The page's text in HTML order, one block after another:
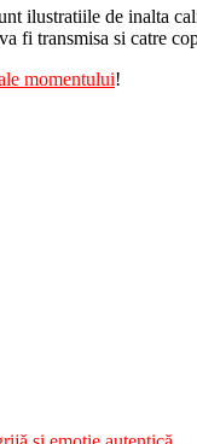
ilustratiile de inalta
fi transmisa si catre
momentului!